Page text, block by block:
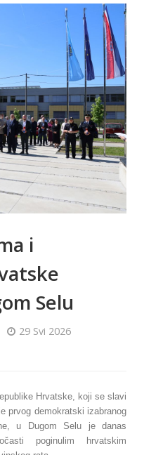
i
Selu
29 Svi 2026
Hrvatske, koji se slavi
prvog demokratski izabranog
u Dugom Selu je danas
poginulim hrvatskim